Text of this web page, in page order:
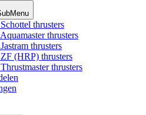
thrusters
thrusters
thrusters
(HRP) thrusters
thrusters